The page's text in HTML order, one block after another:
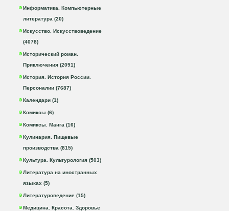
Информатика. Компьютерные
литература (20)
Искусство. Искусствоведение
(4078)
Исторический роман.
Приключения (2091)
История. История России.
Персоналии (7687)
Календари (1)
Комиксы (6)
Комиксы. Манга (16)
Кулинария. Пищевые
производства (815)
Культура. Культурология (503)
Литература на иностранных
языках (5)
Литературоведение (15)
Медицина. Красота. Здоровье